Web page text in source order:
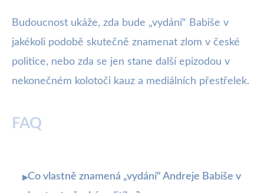
Budoucnost ukáže, zda bude „vydání“ Babiše v
jakékoli podobě skutečně znamenat zlom v české
politice, nebo zda se jen stane další epizodou v
nekonečném kolotoči kauz a mediálních přestřelek.
FAQ
▸Co vlastně znamená „vydání“ Andreje Babiše v